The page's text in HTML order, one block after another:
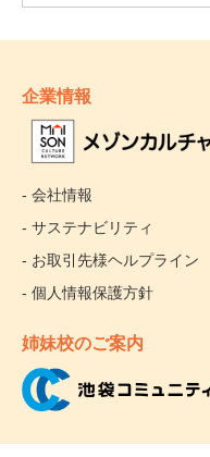
企業情報
- 会社情報
- サステナビリティ
- お取引先様ヘルプライン
- 個人情報保護方針
姉妹校のご案内